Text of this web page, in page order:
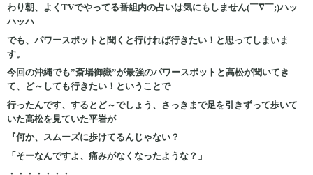
わり朝、よくTVでやってる番組内の占いは気にもしません(￣∇￣;)ハッ
ハッハ
でも、パワースポットと聞くと行ければ行きたい！と思ってしまいま
す。
今回の沖縄でも”斎場御嶽”が最強のパワースポットと高松が聞いてき
て、ど～しても行きたい！ということで
行ったんです、するとど～でしょう、さっきまで足を引きずって歩いて
いた高松を見ていた平岩が
『何か、スムーズに歩けてるんじゃない？
「そーなんですよ、痛みがなくなったような？」